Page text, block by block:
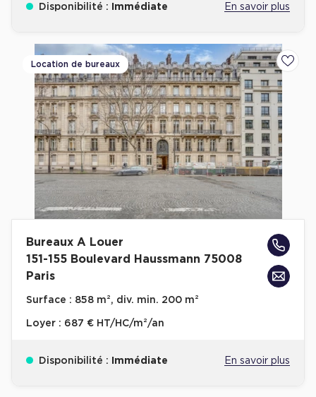
Guide & Conseils
Livrets blancs & Études
Cas Clients
Disponibilité : Immédiate En savoir plus
Location de bureaux
Bureaux A Louer
151-155 Boulevard Haussmann 75008
Paris
Surface : 858 m², div. min. 200 m²
Loyer : 687 € HT/HC/m²/an
Disponibilité : Immédiate En savoir plus